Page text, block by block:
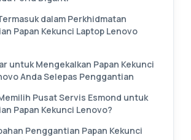
dalam Perkhidmatan
Papan Kekunci Laptop Lenovo
untuk Mengekalkan Papan Kekunci
Anda Selepas Penggantian
Pusat Servis Esmond untuk
Papan Kekunci Lenovo?
Penggantian Papan Kekunci